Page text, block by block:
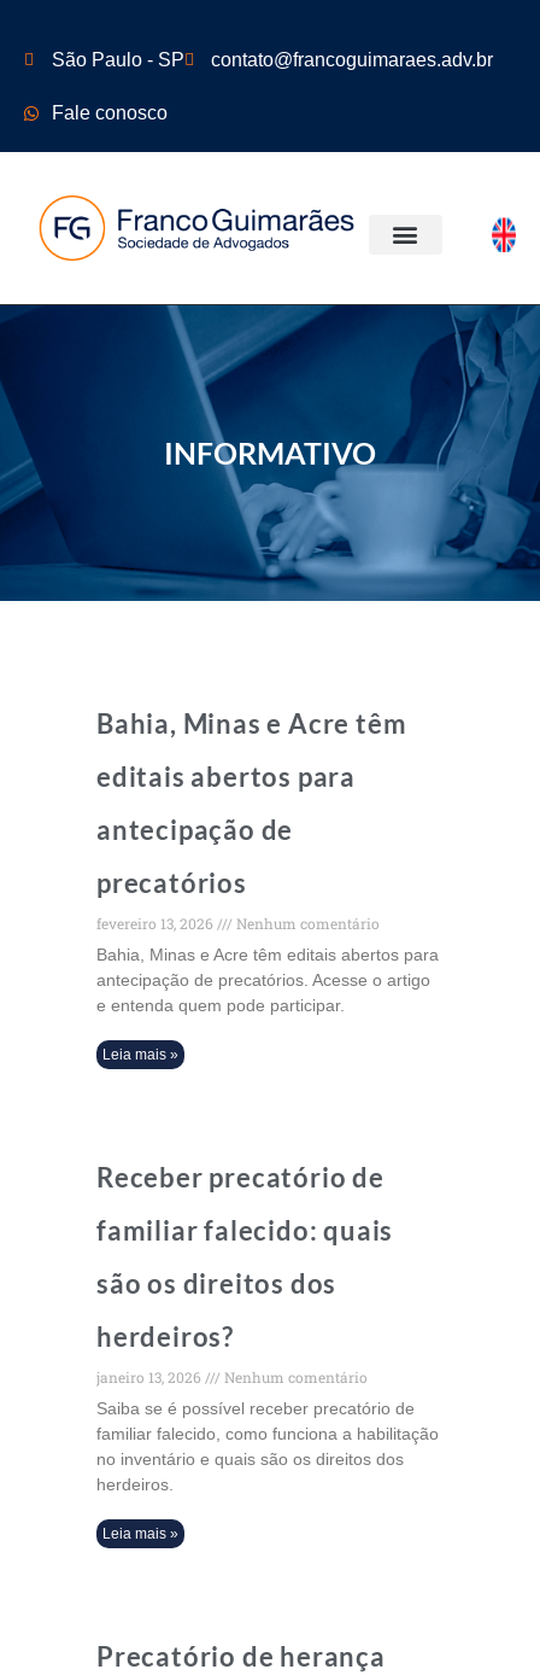
São Paulo - SP contato@francoguimaraes.adv.br
Fale conosco
INFORMATIVO
Bahia, Minas e Acre têm
editais abertos para
antecipação de
precatórios
fevereiro 13, 2026
Nenhum comentário
Bahia, Minas e Acre têm editais abertos para
antecipação de precatórios. Acesse o artigo
e entenda quem pode participar.
Leia mais »
Receber precatório de
familiar falecido: quais
são os direitos dos
herdeiros?
janeiro 13, 2026
Nenhum comentário
Saiba se é possível receber precatório de
familiar falecido, como funciona a habilitação
no inventário e quais são os direitos dos
herdeiros.
Leia mais »
Precatório de herança